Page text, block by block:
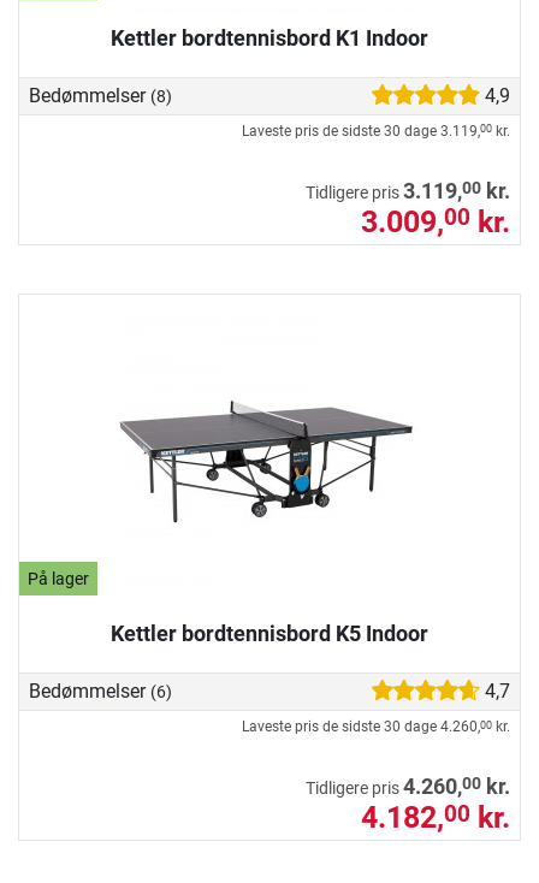
Kettler bordtennisbord K1 Indoor
Bedømmelser (8) 4,9
Laveste pris de sidste 30 dage 3.119,00 kr.
Tidligere pris3.119,00 kr.
3.009,00 kr.
På lager
Kettler bordtennisbord K5 Indoor
Bedømmelser (6) 4,7
Laveste pris de sidste 30 dage 4.260,00 kr.
Tidligere pris4.260,00 kr.
4.182,00 kr.